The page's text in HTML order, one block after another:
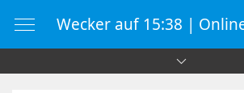
Wecker auf 15:38 |